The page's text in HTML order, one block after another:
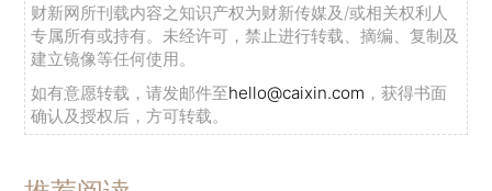
财新网所刊载内容之知识产权为财新传媒及/或相关权利人
专属所有或持有。未经许可，禁止进行转载、摘编、复制及
建立镜像等任何使用。
如有意愿转载，请发邮件至hello@caixin.com ，获得书面
确认及授权后，方可转载。